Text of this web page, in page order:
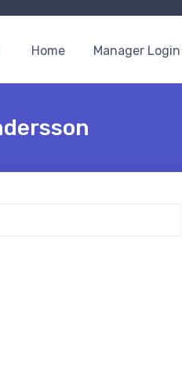
Home Manager Login